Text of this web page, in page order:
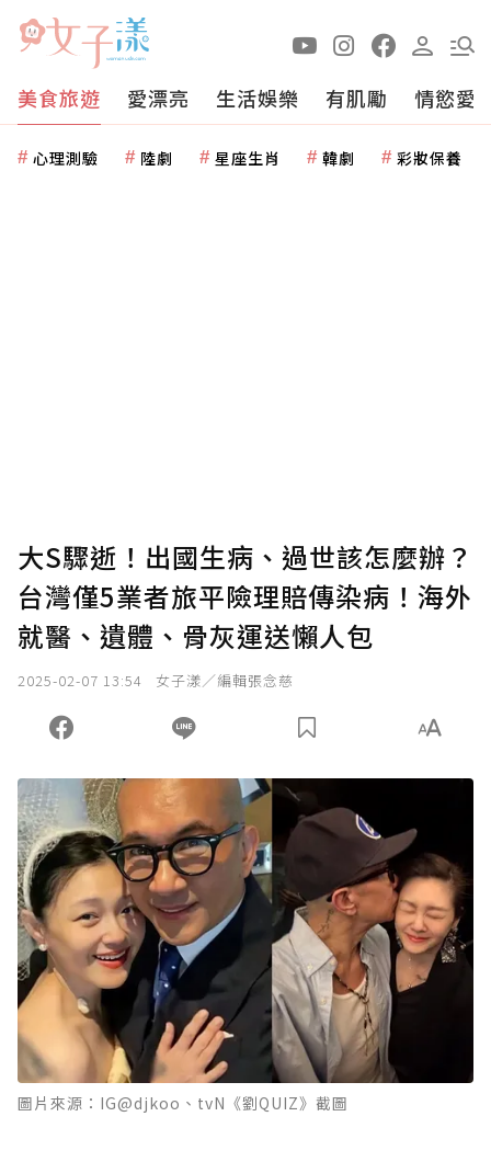
美食旅遊 愛漂亮 生活娛樂 有肌勵 情慾愛
心理測驗 陸劇 星座生肖 韓劇 彩妝保養
大S驟逝！出國生病、過世該怎麼辦？
台灣僅5業者旅平險理賠傳染病！海外
就醫、遺體、骨灰運送懶人包
2025-02-07 13:54 女子漾／編輯張念慈
圖片來源：IG@djkoo、tvN《劉QUIZ》截圖